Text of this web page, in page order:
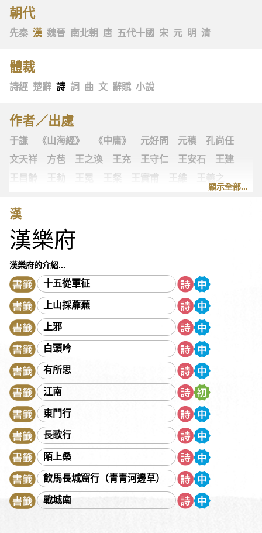
朝代
先秦 漢 魏晉 南北朝 唐 五代十國 宋 元 明 清
體裁
詩經 楚辭 詩 詞 曲 文 辭賦 小說
作者／出處
于謙 《山海經》 《中庸》 元好問 元稹
孔尚任
文天祥
方苞 王之渙 王充 王守仁 王安石
王建
王昌齡
王勃 王冕 王粲 王實甫 王維
王羲之
王翰
王觀 王讜 古詩十九首 古歌謠
史可法
司空圖
《左傳》
白居易
朱敦儒
朱慶餘
《西京雜記》
吳偉業
吳敬梓 《呂氏春秋》 呂本中
宋代民謠
宋玉
宋祁 宋濂 李白 李延年
李華
李陵 李紳 李斯
李頎
李漁 李綱 杜甫 杜牧
沈括
沈復 辛延年 辛棄疾 周邦彥 周怡
《周易》
周密
周敦頤 《孟子》 孟郊 孟浩然
《尚書》
屈原
岳飛 房玄齡 林升 林則徐 林覺民
范仲淹
范成大 南北朝樂府 姚鼐 姜夔
施耐庵
柳永
柳宗元 荀子
韋莊
韋應物
唐寅 徐宏祖
徐渭
《晏子春秋》
晏殊 晏幾道 班固 班婕妤
秦觀
納蘭性德
《莊子》 郭璞
陳子昂
顯示全部...
漢
漢樂府
漢樂府的介紹...
十五從軍征
上山採蘼蕪
上邪
白頭吟
有所思
江南
東門行
長歌行
陌上桑
飲馬長城窟行（青青河邊草）
戰城南